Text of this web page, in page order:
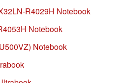
R4029H Notebook
Notebook
Notebook